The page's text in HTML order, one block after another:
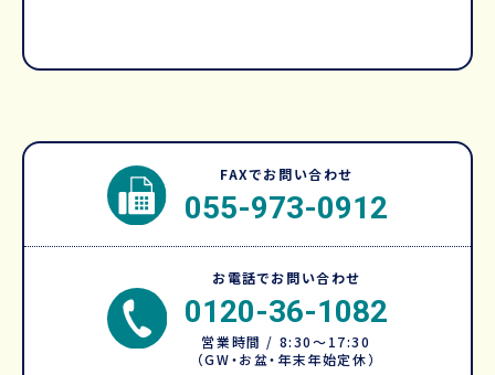
FAXでお問い合わせ
055-973-0912
お電話でお問い合わせ
0120-36-1082
営業時間 / 8:30～17:30
（GW・お盆・年末年始定休）